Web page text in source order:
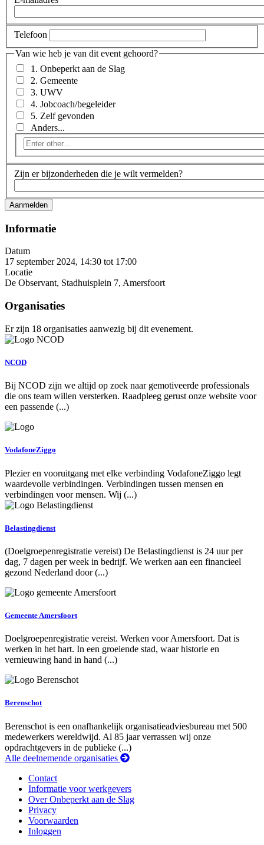
Telefoon
Van wie heb je van dit event gehoord?
1. Onbeperkt aan de Slag
2. Gemeente
3. UWV
4. Jobcoach/begeleider
5. Zelf gevonden
Anders...
Enter
other…
Zijn er bijzonderheden die je wilt vermelden?
Informatie
Datum
17 september 2024, 14:30 tot 17:00
Locatie
De Observant, Stadhuisplein 7, Amersfoort
Organisaties
Er zijn 18 organisaties aanwezig bij dit evenement.
NCOD
Bij NCOD zijn we altijd op zoek naar gemotiveerde professionals
die ons team willen versterken. Raadpleeg gerust onze website voor
een passende (...)
VodafoneZiggo
Plezier en vooruitgang met elke verbinding VodafoneZiggo legt
waardevolle verbindingen. Verbindingen tussen mensen en
verbindingen voor mensen. Wij (...)
Belastingdienst
(Doelgroepenregistratie vereist) De Belastingdienst is 24 uur per
dag, 7 dagen per week in bedrijf. We werken aan een financieel
gezond Nederland door (...)
Gemeente Amersfoort
Doelgroepenregistratie vereist. Werken voor Amersfoort. Dat is
werken in het hart. In een groeiende stad, waar historie en
vernieuwing hand in hand (...)
Berenschot
Berenschot is een onafhankelijk organisatieadviesbureau met 500
medewerkers wereldwijd. Al 85 jaar verrassen wij onze
opdrachtgevers in de publieke (...)
Alle deelnemende organisaties
Contact
Informatie voor werkgevers
Over Onbeperkt aan de Slag
Privacy
Voorwaarden
Inloggen